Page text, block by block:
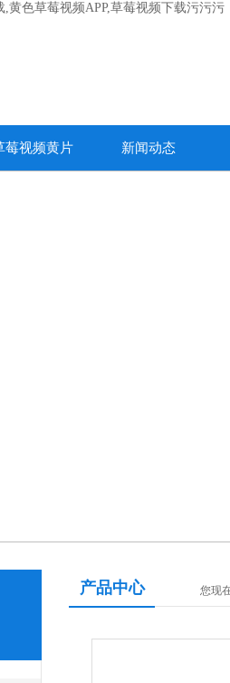
黄色草莓视频APP,草莓视频下载污污污
莓视频黄片 新闻动态
产品中心 您现在